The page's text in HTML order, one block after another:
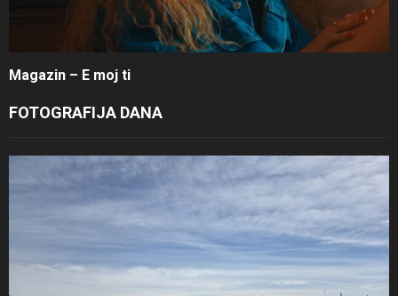
Magazin – E moj ti
FOTOGRAFIJA DANA